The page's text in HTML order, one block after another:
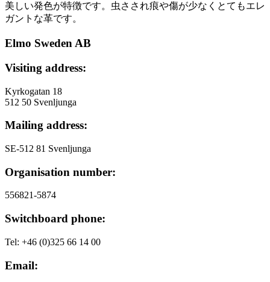
美しい発色が特徴です。虫さされ痕や傷が少なくとてもエレ
ガントな革です。
Elmo Sweden AB
Visiting address:
Kyrkogatan 18
512 50 Svenljunga
Mailing address:
SE-512 81 Svenljunga
Organisation number:
556821-5874
Switchboard phone:
Tel: +46 (0)325 66 14 00
Email: